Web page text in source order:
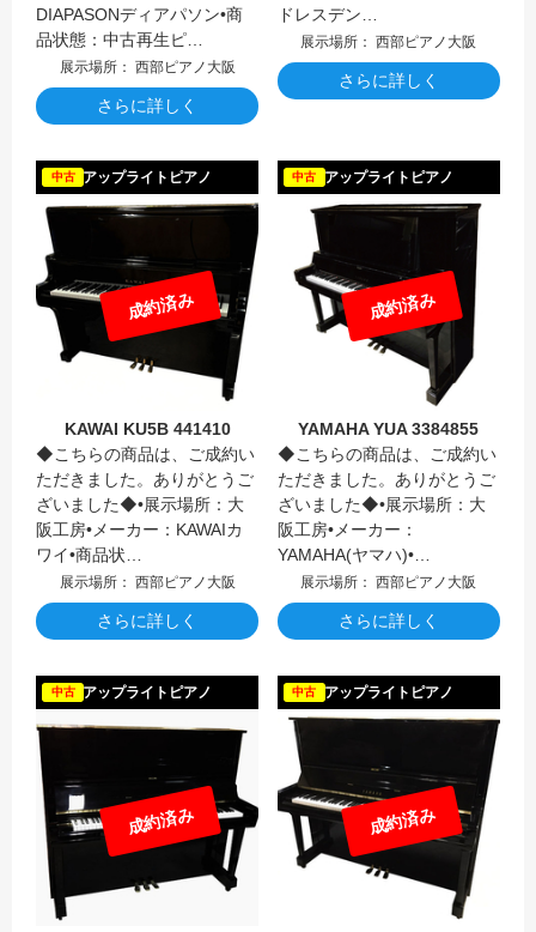
DIAPASONディアパソン•商
品状態：中古再生ピ…
展示場所： 西部ピアノ大阪
さらに詳しく
ドレスデン…
展示場所： 西部ピアノ大阪
さらに詳しく
アップライトピアノ
中古
成約済み
KAWAI KU5B 441410
◆こちらの商品は、ご成約い
ただきました。ありがとうご
ざいました◆•展示場所：大
阪工房•メーカー：KAWAIカ
ワイ•商品状…
展示場所： 西部ピアノ大阪
さらに詳しく
アップライトピアノ
中古
成約済み
YAMAHA YUA 3384855
◆こちらの商品は、ご成約い
ただきました。ありがとうご
ざいました◆•展示場所：大
阪工房•メーカー：
YAMAHA(ヤマハ)•…
展示場所： 西部ピアノ大阪
さらに詳しく
アップライトピアノ
中古
成約済み
アップライトピアノ
中古
成約済み